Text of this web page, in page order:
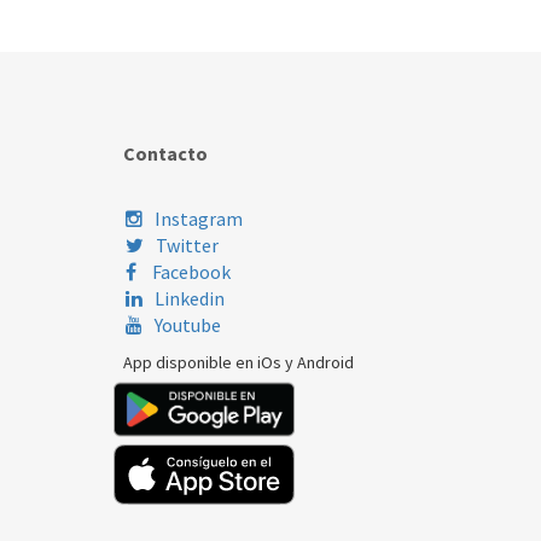
Contacto
Instagram
Twitter
Facebook
Linkedin
Youtube
App disponible en iOs y Android